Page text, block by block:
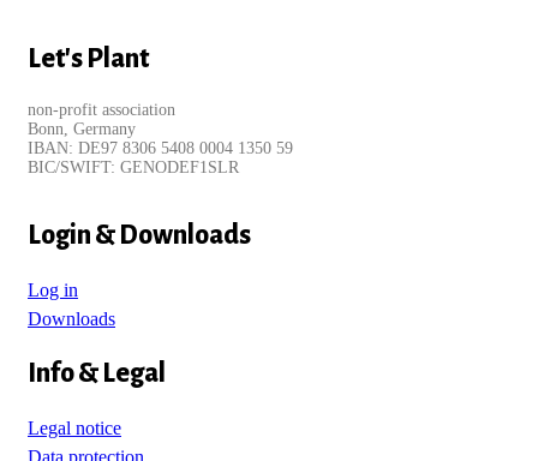
Let's Plant
non-profit association
Bonn, Germany
IBAN: DE97 8306 5408 0004 1350 59
BIC/SWIFT: GENODEF1SLR
Login & Downloads
Log in
Downloads
Info & Legal
Legal notice
Data protection